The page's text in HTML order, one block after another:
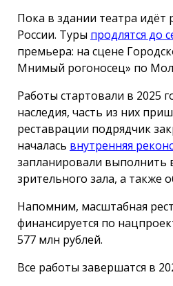
Пока в здании театра идёт
России. Туры продлятся до
премьера: на сцене
Мнимый рогоносец» по
Работы стартовали в 2025
наследия, часть из них
реставрации подрядчик
началась внутренняя
запланировали выполнить
зрительного зала, а также
Напомним, масштабная
финансируется по
577 млн рублей.
Все работы завершатся в